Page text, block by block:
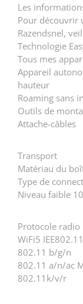
Les
Pour découvrir
Razendsnel,
Technologie
Tous mes
Appareil
hauteur
Roaming sans
Outils de
Attache-câbles
Transport
Matériau du
Type de
Niveau faible
Protocole radio
WiFi5
802.11 b/g/n
802.11 a/n/ac
802.11k/v/r